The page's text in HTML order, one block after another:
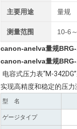
主要用途 量规
测量范围 10-6
canon-anelva量规
canon-anelva量规
电容式压力表“M-
实现高精度和稳定的压
型 名
ゲージタイプ